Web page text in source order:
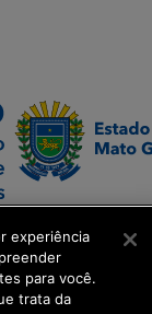
experiência
para você.
trata da